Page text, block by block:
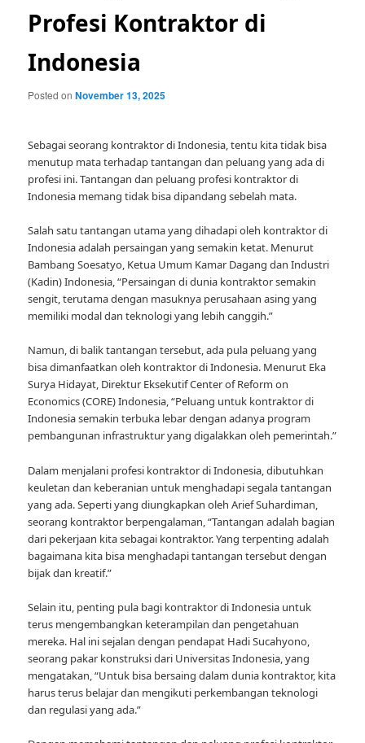
Profesi Kontraktor di
Indonesia
Posted onNovember 13, 2025
Sebagai seorang kontraktor di Indonesia, tentu kita tidak bisa
menutup mata terhadap tantangan dan peluang yang ada di
profesi ini. Tantangan dan peluang profesi kontraktor di
Indonesia memang tidak bisa dipandang sebelah mata.
Salah satu tantangan utama yang dihadapi oleh kontraktor di
Indonesia adalah persaingan yang semakin ketat. Menurut
Bambang Soesatyo, Ketua Umum Kamar Dagang dan Industri
(Kadin) Indonesia, “Persaingan di dunia kontraktor semakin
sengit, terutama dengan masuknya perusahaan asing yang
memiliki modal dan teknologi yang lebih canggih.”
Namun, di balik tantangan tersebut, ada pula peluang yang
bisa dimanfaatkan oleh kontraktor di Indonesia. Menurut Eka
Surya Hidayat, Direktur Eksekutif Center of Reform on
Economics (CORE) Indonesia, “Peluang untuk kontraktor di
Indonesia semakin terbuka lebar dengan adanya program
pembangunan infrastruktur yang digalakkan oleh pemerintah.”
Dalam menjalani profesi kontraktor di Indonesia, dibutuhkan
keuletan dan keberanian untuk menghadapi segala tantangan
yang ada. Seperti yang diungkapkan oleh Arief Suhardiman,
seorang kontraktor berpengalaman, “Tantangan adalah bagian
dari pekerjaan kita sebagai kontraktor. Yang terpenting adalah
bagaimana kita bisa menghadapi tantangan tersebut dengan
bijak dan kreatif.”
Selain itu, penting pula bagi kontraktor di Indonesia untuk
terus mengembangkan keterampilan dan pengetahuan
mereka. Hal ini sejalan dengan pendapat Hadi Sucahyono,
seorang pakar konstruksi dari Universitas Indonesia, yang
mengatakan, “Untuk bisa bersaing dalam dunia kontraktor, kita
harus terus belajar dan mengikuti perkembangan teknologi
dan regulasi yang ada.”